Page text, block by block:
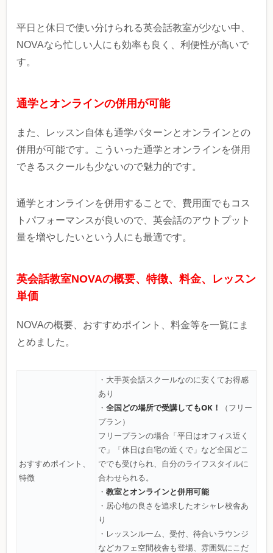
平日と休日で使い分けられる英会話教室が少ない中、
NOVAなら忙しい人にも効率も良く、利便性が高いで
す。
通学とオンラインの併用が可能
また、レッスン自体も通学パターンとオンラインとの
併用が可能です。こういった通学とオンラインを併用
できるスクールも少ないので魅力的です。
通学とオンラインを併用することで、費用面でもコス
トパフォーマンスが良いので、英会話のアウトプット
量を増やしたいという人にも最適です。
英会話教室NOVAの概要、特徴、料金、レッスン
単価
NOVAの概要、おすすめポイント、料金等を一覧にま
とめました。
おすすめポイント、
特徴
・大手英会話スクールなのに安くてお得感
あり
・ 全国どの場所で受講してもOK！
（フリー
プラン）
フリープランの場合「平日はオフィス近く
で」「休日は自宅の近くで」など全国どこ
ででも受けられ、自分のライフスタイルに
合わせられる。
・ 教室とオンラインと併用可能
・居心地の良さを追求したオシャレ校舎あ
り
・レッスンルーム、受付、待合いラウンジ
などカフェ空間校舎も登場、雰囲気にこだ